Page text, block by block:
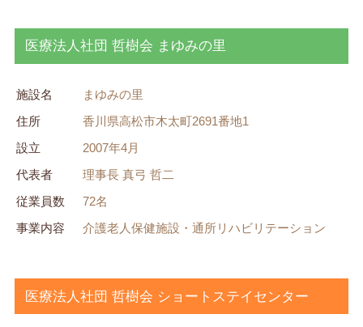
医療法人社団 哲樹会 まゆみの里
施設名
まゆみの里
住所
香川県高松市木太町2691番地1
設立
2007年4月
代表者
理事長 真弓 哲二
従業員数
72名
事業内容
介護老人保健施設・通所リハビリテーション
医療法人社団 哲樹会 ショートステイセンター